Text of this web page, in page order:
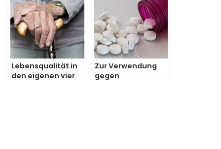
Lebensqualität in
den eigenen vier
Zur Verwendung
gegen